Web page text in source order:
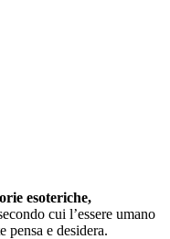
esoteriche,
cui l’essere umano
pensa e desidera.